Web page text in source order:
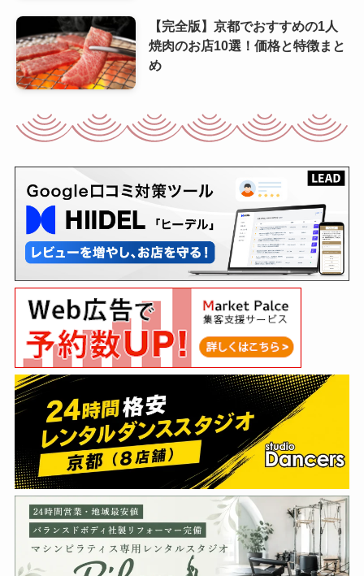
【完全版】京都でおすすめの1人
焼肉のお店10選！価格と特徴まと
め